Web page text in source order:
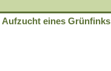
Aufzucht eines Grünfinks